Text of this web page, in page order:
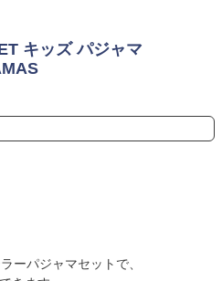
キッズ パジャマ
ーパジャマセットで、